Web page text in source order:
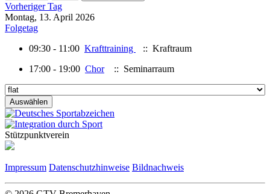
Vorheriger Tag
Montag, 13. April 2026
Folgetag
09:30 - 11:00 Krafttraining
:: Kraftraum
17:00 - 19:00 Chor :: Seminarraum
Stützpunktverein
Impressum Datenschutzhinweise Bildnachweis